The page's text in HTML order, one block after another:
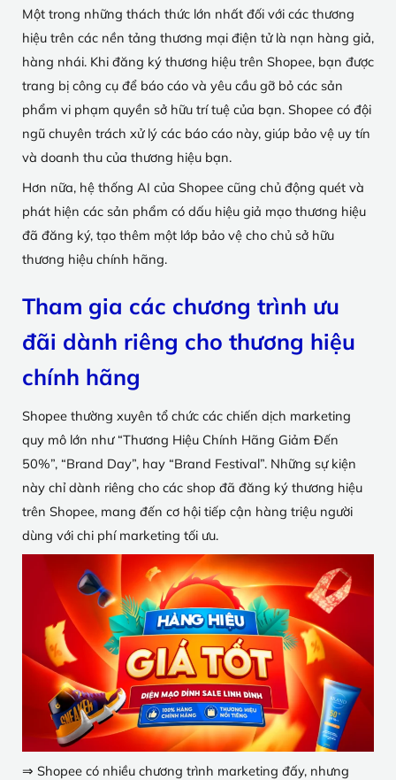
Một trong những thách thức lớn nhất đối với các thương
hiệu trên các nền tảng thương mại điện tử là nạn hàng giả,
hàng nhái. Khi đăng ký thương hiệu trên Shopee, bạn được
trang bị công cụ để báo cáo và yêu cầu gỡ bỏ các sản
phẩm vi phạm quyền sở hữu trí tuệ của bạn. Shopee có đội
ngũ chuyên trách xử lý các báo cáo này, giúp bảo vệ uy tín
và doanh thu của thương hiệu bạn.
Hơn nữa, hệ thống AI của Shopee cũng chủ động quét và
phát hiện các sản phẩm có dấu hiệu giả mạo thương hiệu
đã đăng ký, tạo thêm một lớp bảo vệ cho chủ sở hữu
thương hiệu chính hãng.
Tham gia các chương trình ưu
đãi dành riêng cho thương hiệu
chính hãng
Shopee thường xuyên tổ chức các chiến dịch marketing
quy mô lớn như “Thương Hiệu Chính Hãng Giảm Đến
50%”, “Brand Day”, hay “Brand Festival”. Những sự kiện
này chỉ dành riêng cho các shop đã đăng ký thương hiệu
trên Shopee, mang đến cơ hội tiếp cận hàng triệu người
dùng với chi phí marketing tối ưu.
⇒ Shopee có nhiều chương trình marketing đấy, nhưng